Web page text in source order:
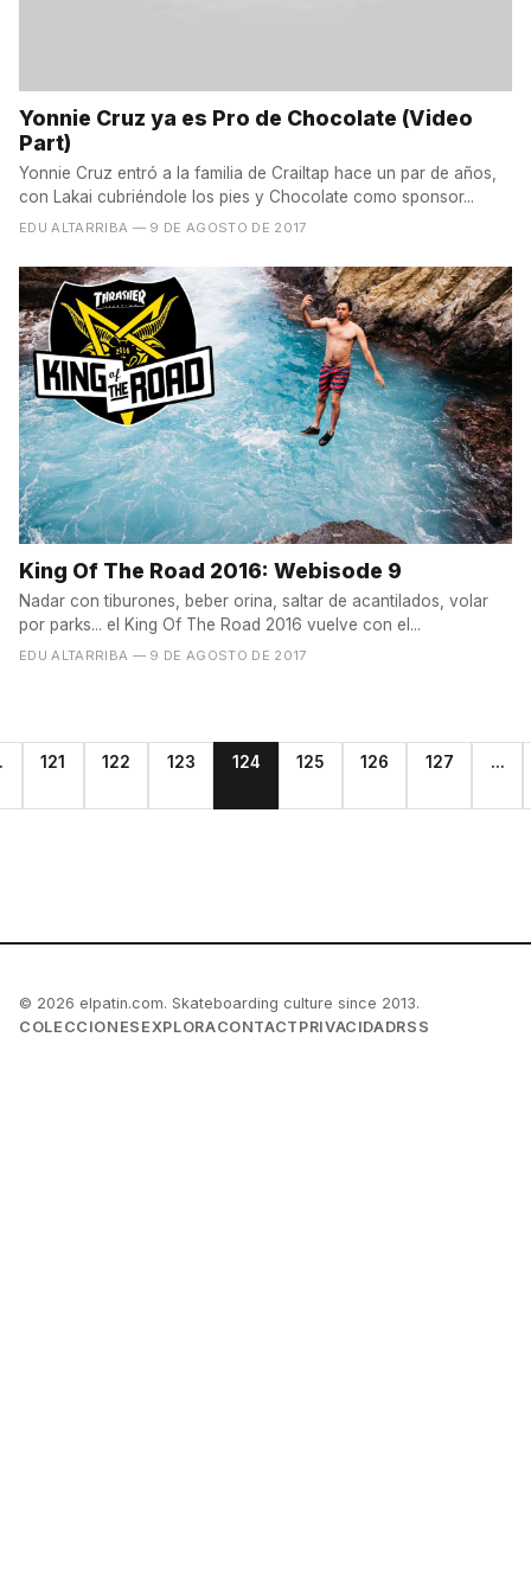
Yonnie Cruz ya es Pro de Chocolate (Video
Part)
Yonnie Cruz entró a la familia de Crailtap hace un par de años,
con Lakai cubriéndole los pies y Chocolate como sponsor...
EDU ALTARRIBA — 9 DE AGOSTO DE 2017
King Of The Road 2016: Webisode 9
Nadar con tiburones, beber orina, saltar de acantilados, volar
por parks... el King Of The Road 2016 vuelve con el...
EDU ALTARRIBA — 9 DE AGOSTO DE 2017
121 122 123 124 125 126 127 ...
© 2026 elpatin.com. Skateboarding culture since 2013.
COLECCIONES EXPLORACONTACT PRIVACIDADRSS